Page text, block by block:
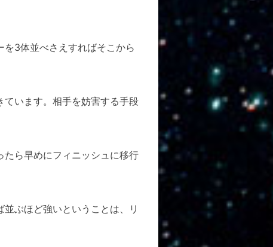
3体並べさえすればそこから
います。相手を妨害する手段
ら早めにフィニッシュに移行
ぶほど強いということは、リ